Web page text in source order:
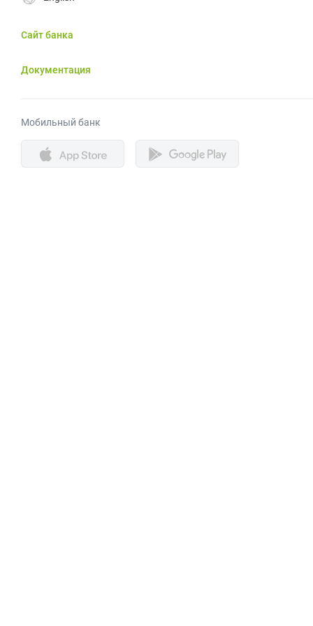
Сайт банка
Документация
Мобильный банк